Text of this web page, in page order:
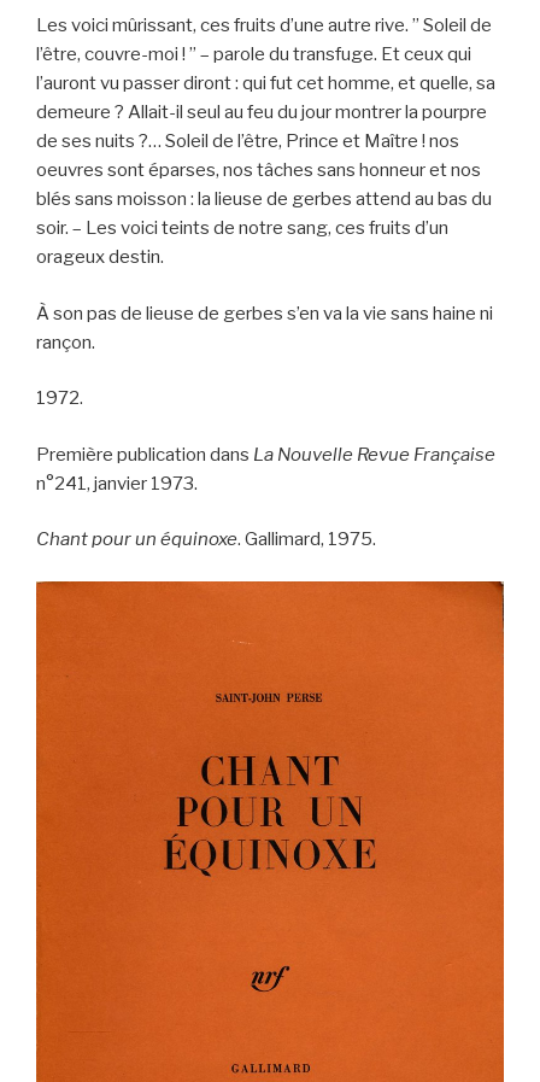
Les voici mûrissant, ces fruits d’une autre rive. ” Soleil de
l’être, couvre-moi ! ” – parole du transfuge. Et ceux qui
l’auront vu passer diront : qui fut cet homme, et quelle, sa
demeure ? Allait-il seul au feu du jour montrer la pourpre
de ses nuits ?… Soleil de l’être, Prince et Maître ! nos
oeuvres sont éparses, nos tâches sans honneur et nos
blés sans moisson : la lieuse de gerbes attend au bas du
soir. – Les voici teints de notre sang, ces fruits d’un
orageux destin.
À son pas de lieuse de gerbes s’en va la vie sans haine ni
rançon.
1972.
Première publication dans La Nouvelle Revue Française
n°241, janvier 1973.
Chant pour un équinoxe. Gallimard, 1975.